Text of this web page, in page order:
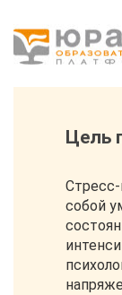
Цель
собой